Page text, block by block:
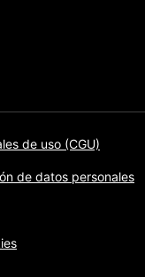
de uso (CGU)
de datos personales